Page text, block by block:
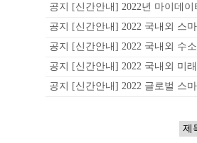
공지
[신간안내] 2022년 마이데
공지
[신간안내] 2022 국내외 스
공지
[신간안내] 2022 국내외 수
공지
[신간안내] 2022 국내외 미
공지
[신간안내] 2022 글로벌 스